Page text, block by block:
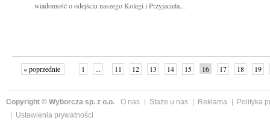
wiadomość o odejściu naszego Kolegi i Przyjaciela...
« poprzednie 1 ... 11 12 13 14 15 16 17 18
19
Copyright © Wyborcza sp. z o.o. O nas Staże u nas Reklama
Polityka
Ustawienia prywatności